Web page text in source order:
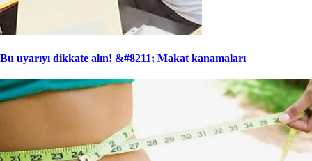
Bu uyarıyı dikkate alın! &#8211; Makat kanamaları